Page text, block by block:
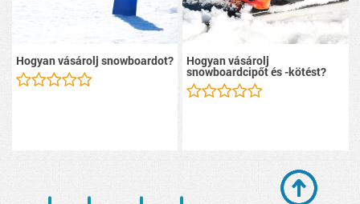
Hogyan vásárolj snowboardot? Hogyan vásárolj
snowboardcipőt és -kötést?